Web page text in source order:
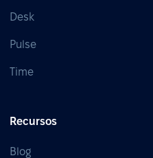
Desk
Pulse
Time
Recursos
Blog